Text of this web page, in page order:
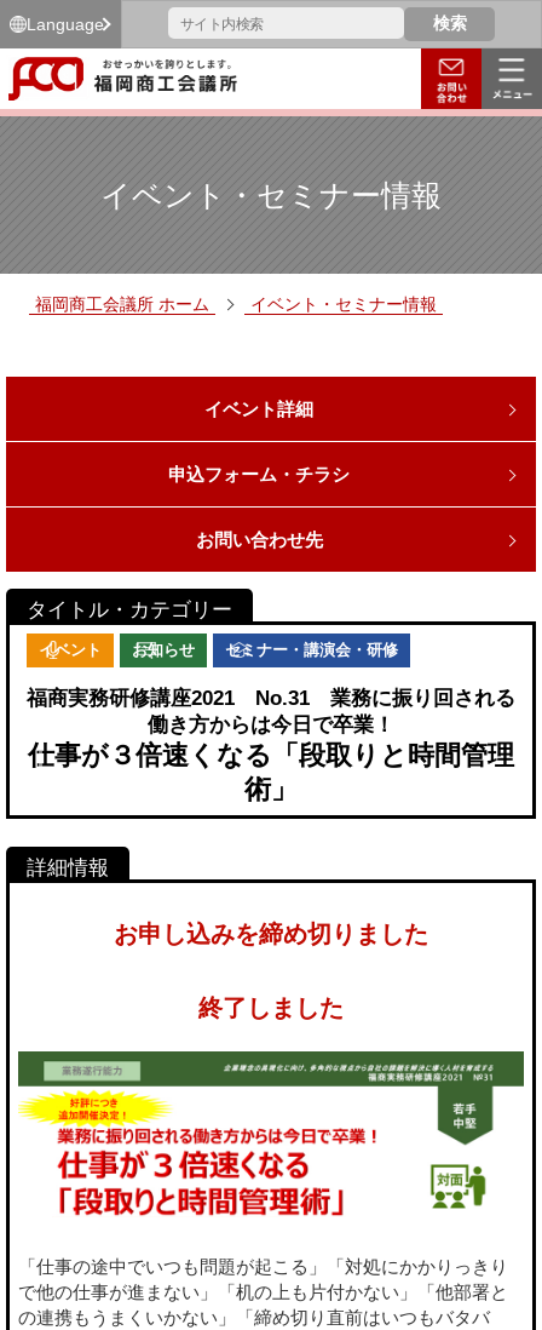
Language
イベント・セミナー情報
福岡商工会議所 ホーム イベント・セミナー情報
イベント詳細
申込フォーム・チラシ
お問い合わせ先
イベント お知らせ セミナー・講演会・研修
福商実務研修講座2021 No.31 業務に振り回される
働き方からは今日で卒業！
仕事が３倍速くなる「段取りと時間管理
術」
お申し込みを締め切りました
終了しました
「仕事の途中でいつも問題が起こる」「対処にかかりっきり
で他の仕事が進まない」「机の上も片付かない」「他部署と
の連携もうまくいかない」「締め切り直前はいつもバタバ